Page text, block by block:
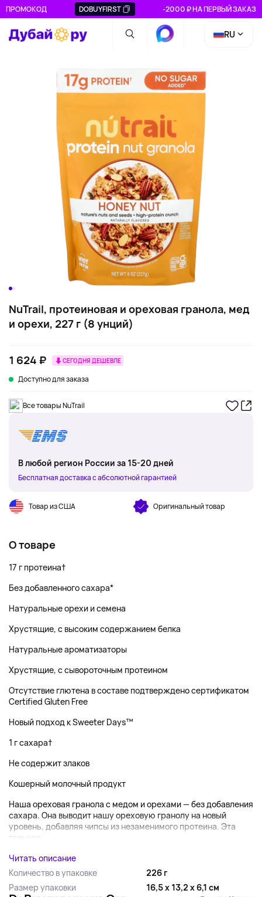
ПРОМОКОД DOBUYFIRST -2000 ₽ НА ПЕРВЫЙ ЗАКАЗ
RU
NuTrail, протеиновая и ореховая гранола, мед
и орехи, 227 г (8 унций)
1 624 ₽ СЕГОДНЯ ДЕШЕВЛЕ
Доступно для заказа
Все товары NuTrail
В любой регион России за 15-20 дней
Бесплатная доставка с абсолютной гарантией
Товар из США Оригинальный товар
О товаре
17 г протеина†
Без добавленного сахара*
Натуральные орехи и семена
Хрустящие, с высоким содержанием белка
Натуральные ароматизаторы
Хрустящие, с сывороточным протеином
Отсутствие глютена в составе подтверждено сертификатом
Certified Gluten Free
Новый подход к Sweeter Days™
1 г сахара†
Не содержит злаков
Кошерный молочный продукт
Наша ореховая гранола с медом и орехами — без добавления
сахара. Она выводит нашу ореховую гранолу на новый
уровень, добавляя чипсы из незаменимого протеина. Эта
гранола,...
Читать описание
Количество в упаковке
226 г
Размер упаковки
16,5 x 13,2 x 6,1 см